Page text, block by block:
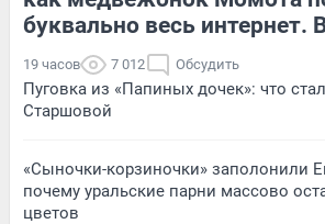
буквально весь интернет.
19 часов 7 012 Обсудить
Пуговка из «Папиных дочек»: что
Старшовой
«Сыночки-корзиночки» заполонили
почему уральские парни массово
цветов